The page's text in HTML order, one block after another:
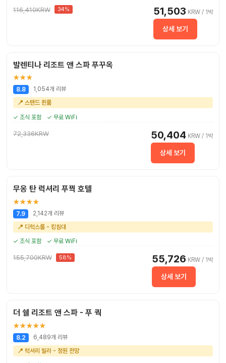
116,410KRW 34% 51,503 KRW / 1박
상세 보기
발렌티나 리조트 앤 스파 푸꾸옥
★★★
8.8
1,054개 리뷰
📍 스탠드 퀸룸
✓ 조식 포함 ✓ 무료 WiFi
72,336KRW 50,404 KRW / 1박
상세 보기
무옹 탄 럭셔리 푸꿕 호텔
★★★★
7.9
2,142개 리뷰
📍 디럭스룸 - 킹침대
✓ 조식 포함 ✓ 무료 WiFi
155,700KRW 58% 55,726 KRW / 1박
상세 보기
더 쉘 리조트 앤 스파 - 푸 쿽
★★★★★
8.2
6,489개 리뷰
📍 럭셔리 빌라 - 정원 전망